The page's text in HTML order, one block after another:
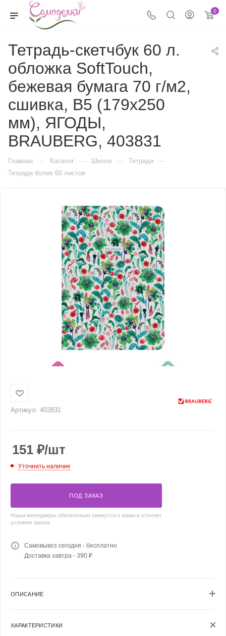
0
Тетрадь-скетчбук 60 л.
обложка SoftTouch,
бежевая бумага 70 г/м2,
сшивка, В5 (179х250
мм), ЯГОДЫ,
BRAUBERG, 403831
Главная — Каталог — Школа — Тетради —
Тетради более 60 листов
Артикул: 403831
151 ₽/шт
Уточнить наличие
ПОД ЗАКАЗ
Наши менеджеры обязательно свяжутся с вами и уточнят
условия заказа
Самовывоз сегодня - бесплатно
Доставка завтра - 390 ₽
ОПИСАНИЕ
ХАРАКТЕРИСТИКИ